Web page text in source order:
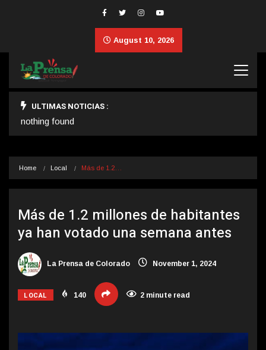
August 10, 2026
ULTIMAS NOTICIAS :
nothing found
Home Local Más de 1.2…
Más de 1.2 millones de habitantes
ya han votado una semana antes
La Prensa de Colorado November 1, 2024
LOCAL 140 2 minute read